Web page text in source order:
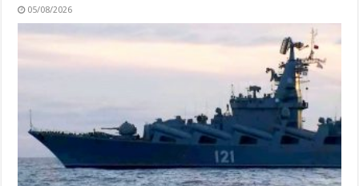
05/08/2026